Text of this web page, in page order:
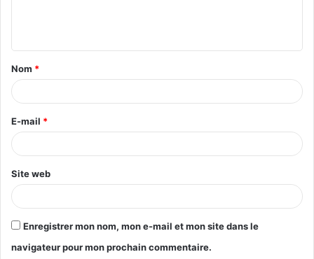
t
a
e
*
Nom *
E-mail *
Site web
Enregistrer mon nom, mon e-mail et mon site dans le
navigateur pour mon prochain commentaire.